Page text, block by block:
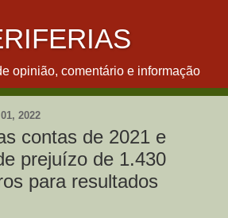
opinião, comentário e informação
2022
contas de 2021 e
prejuízo de 1.430
para resultados